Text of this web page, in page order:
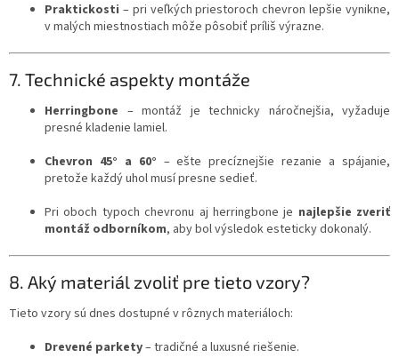
Praktickosti – pri veľkých priestoroch chevron lepšie vynikne,
v malých miestnostiach môže pôsobiť príliš výrazne.
7. Technické aspekty montáže
Herringbone – montáž je technicky náročnejšia, vyžaduje
presné kladenie lamiel.
Chevron 45° a 60° – ešte precíznejšie rezanie a spájanie,
pretože každý uhol musí presne sedieť.
Pri oboch typoch chevronu aj herringbone je najlepšie zveriť
montáž odborníkom, aby bol výsledok esteticky dokonalý.
8. Aký materiál zvoliť pre tieto vzory?
Tieto vzory sú dnes dostupné v rôznych materiáloch:
Drevené parkety– tradičné a luxusné riešenie.